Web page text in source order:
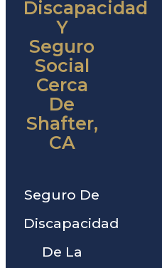
Discapacidad
Y
Seguro
Social
Cerca
De
Shafter,
CA
Seguro De
Discapacidad
De La